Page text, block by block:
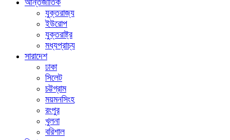
আন্তর্জাতিক
যুক্তরাজ্য
ইউরোপ
যুক্তরাষ্ট্র
মধ্যপ্রাচ্য
সারাদেশ
ঢাকা
সিলেট
চট্টগ্রাম
ময়মনসিংহ
রংপুর
খুলনা
বরিশাল